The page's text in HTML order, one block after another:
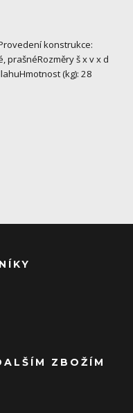
konstrukce:
prašnéRozměry š x v x d
(kg): 28
ZBOŽÍM